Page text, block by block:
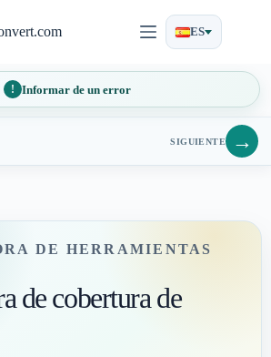
ES
Informar de un error
SIGUIENTE →
DE HERRAMIENTAS
de cobertura de